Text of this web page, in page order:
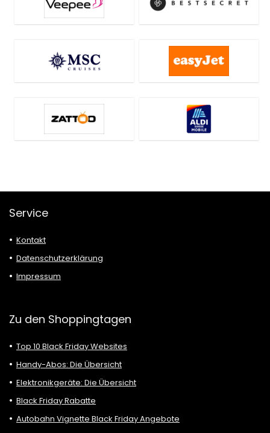
Service
Kontakt
Datenschutzerklärung
Impressum
Zu den Shoppingtagen
Top 10 Black Friday Websites
Handy-Abos: Die Übersicht
Elektronikgeräte: Die Übersicht
Black Friday Rabatte
Autobahn Vignette Black Friday Angebote